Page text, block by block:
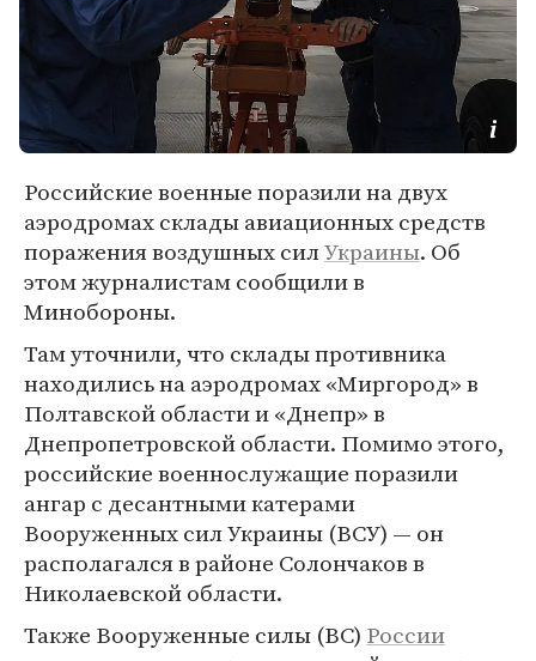
Российские военные поразили на двух
аэродромах склады авиационных средств
поражения воздушных силУкраины. Об
этом журналистам сообщили в
Минобороны.
Там уточнили, что склады противника
находились на аэродромах «Миргород» в
Полтавской области и «Днепр» в
Днепропетровской области. Помимо этого,
российские военнослужащие поразили
ангар с десантными катерами
Вооруженных сил Украины (ВСУ) — он
располагался в районе Солончаков в
Николаевской области.
Также Вооруженные силы (ВС) России